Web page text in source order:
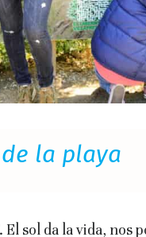
la playa
El sol da la vida, nos